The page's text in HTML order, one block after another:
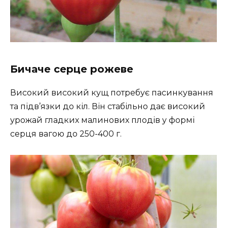
Бичаче серце рожеве
Високий високий кущ потребує пасинкування
та підв’язки до кіл. Він стабільно дає високий
урожай гладких малинових плодів у формі
серця вагою до 250-400 г.